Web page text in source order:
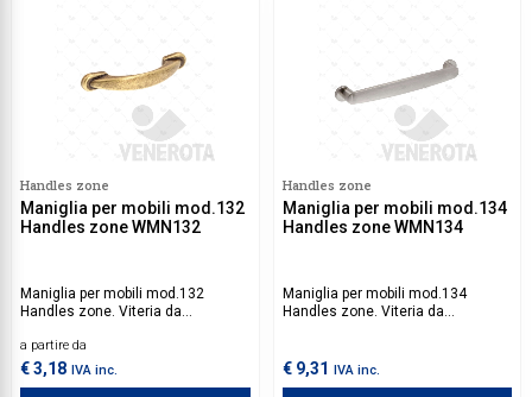
Handles zone
Maniglia per mobili mod.132
Handles zone WMN132
Maniglia per mobili mod.132
Handles zone. Viteria da
a partire da
€ 3,18 IVA inc.
Handles zone
Maniglia per mobili mod.134
Handles zone WMN134
Maniglia per mobili mod.134
Handles zone. Viteria da
€ 9,31 IVA inc.